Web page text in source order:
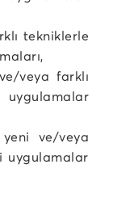
tekniklerle
veya farklı
yeni ve/veya
uygulamalar